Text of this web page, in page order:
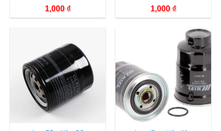
1,000 ₫ 1,000 ₫